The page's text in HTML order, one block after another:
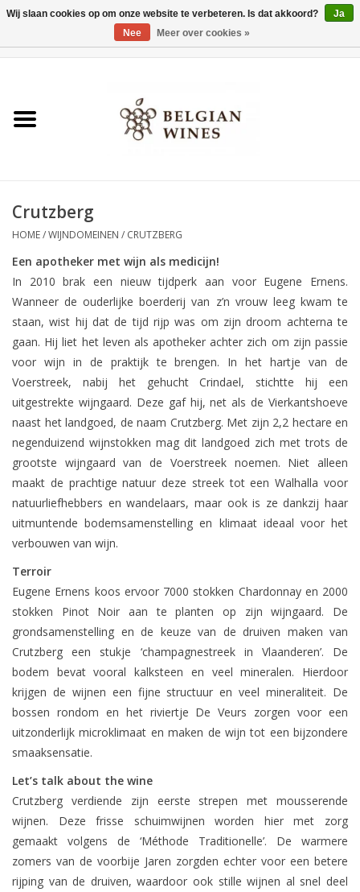
Wijnen
Wijnbar Antwerpen
Over ons
Tasting Tuesdays
Blog
Wijndomeinen
Crutzberg
HOME/WIJNDOMEINEN / CRUTZBERG
Een apotheker met wijn als medicijn!
In 2010 brak een nieuw tijdperk aan voor Eugene Ernens.
Wanneer de ouderlijke boerderij van z’n vrouw leeg kwam te
staan, wist hij dat de tijd rijp was om zijn droom achterna te
gaan. Hij liet het leven als apotheker achter zich om zijn passie
voor wijn in de praktijk te brengen. In het hartje van de
Voerstreek, nabij het gehucht Crindael, stichtte hij een
uitgestrekte wijngaard. Deze gaf hij, net als de Vierkantshoeve
naast het landgoed, de naam Crutzberg. Met zijn 2,2 hectare en
negenduizend wijnstokken mag dit landgoed zich met trots de
grootste wijngaard van de Voerstreek noemen. Niet alleen
maakt de prachtige natuur deze streek tot een Walhalla voor
natuurliefhebbers en wandelaars, maar ook is ze dankzij haar
uitmuntende bodemsamenstelling en klimaat ideaal voor het
verbouwen van wijn.
Terroir
Eugene Ernens koos ervoor 7000 stokken Chardonnay en 2000
stokken Pinot Noir aan te planten op zijn wijngaard. De
grondsamenstelling en de keuze van de druiven maken van
Crutzberg een stukje ‘champagnestreek in Vlaanderen’. De
bodem bevat vooral kalksteen en veel mineralen. Hierdoor
krijgen de wijnen een fijne structuur en veel mineraliteit. De
bossen rondom en het riviertje De Veurs zorgen voor een
uitzonderlijk microklimaat en maken de wijn tot een bijzondere
smaaksensatie.
Let’s talk about the wine
Crutzberg verdiende zijn eerste strepen met mousserende
wijnen. Deze frisse schuimwijnen worden hier met zorg
gemaakt volgens de ‘Méthode Traditionelle’. De warmere
zomers van de voorbije Jaren zorgden echter voor een betere
rijping van de druiven, waardoor ook stille wijnen al snel deel
Wij slaan cookies op om onze website te verbeteren. Is dat akkoord?
Ja
Nee
Meer over cookies »